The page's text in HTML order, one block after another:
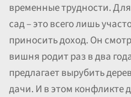
временные трудности.
сад – это всего лишь
приносить доход. Он
вишня родит раз в два
предлагает вырубить
дачи. И в этом конфликте